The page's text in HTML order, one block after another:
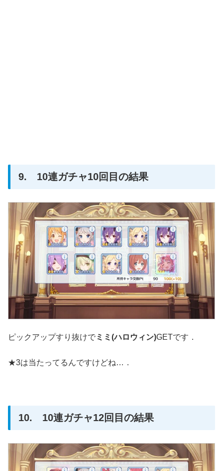
9. 10連ガチャ10回目の結果
ピックアップすり抜けでミミ(ハロウィン)GETです．
★3は当たってるんですけどね…．
10. 10連ガチャ12回目の結果